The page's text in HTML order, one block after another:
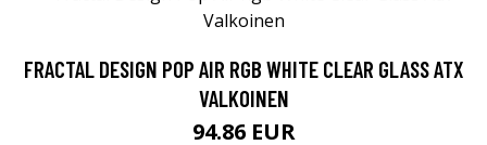
FRACTAL DESIGN POP AIR RGB WHITE CLEAR GLASS ATX
VALKOINEN
94.86 EUR